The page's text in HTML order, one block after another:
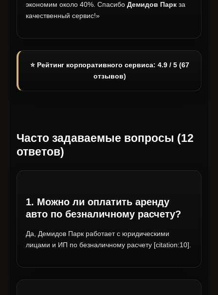
экономим около 40%. Спасибо Демидов Парк за
качественный сервис!»
⭐ Рейтинг корпоративного сервиса: 4.9 / 5 (67
отзывов)
Часто задаваемые вопросы (12
ответов)
1. Можно ли оплатить аренду
авто по безналичному расчету?
Да, Демидов Парк работает с юридическими
лицами и ИП по безналичному расчету [citation:10].